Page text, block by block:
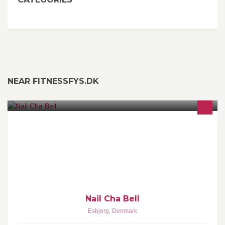
NEAR FITNESSFYS.DK
Nail Cha Bell
Esbjerg, Denmark